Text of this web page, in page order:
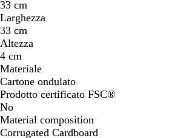
33 cm
Larghezza
33 cm
Altezza
4 cm
Materiale
Cartone ondulato
Prodotto certificato FSC®
No
Material composition
Corrugated Cardboard